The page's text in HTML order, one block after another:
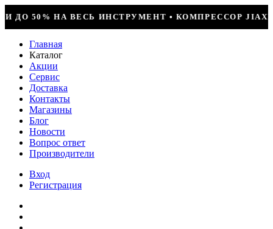
= 29990Р • БОЛЬШОЕ ПОСТУПЛЕНИЕ ФРЕОНА •
Главная
Каталог
Акции
Сервис
Доставка
Контакты
Магазины
Блог
Новости
Вопрос ответ
Производители
Вход
Регистрация